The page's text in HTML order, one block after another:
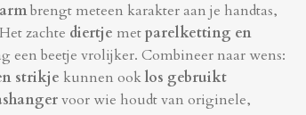
brengt meteen karakter aan je handtas,
zachte diertje metparelketting en
een beetje vrolijker. Combineer naar wens:
strikje kunnen ooklos gebruikt
voor wie houdt van originele,